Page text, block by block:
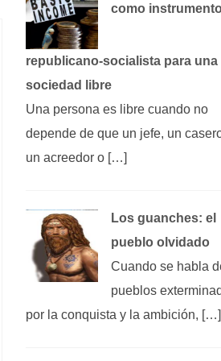
como
republicano‑socialista para una
sociedad libre
Una persona es libre cuando no
depende de que un jefe, un
un acreedor o […]
Los guanches: el
pueblo olvidado
Cuando se habla
pueblos
por la conquista y la ambición, […]